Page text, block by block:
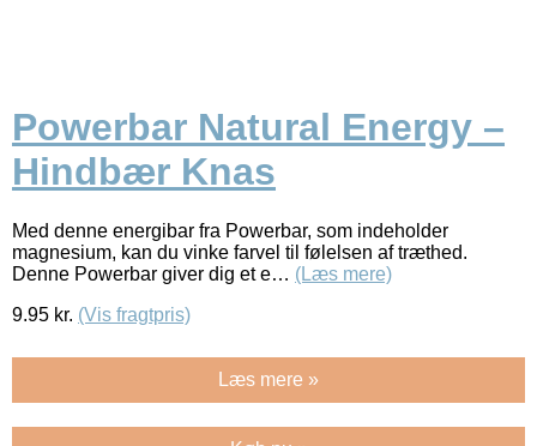
Powerbar Natural Energy –
Hindbær Knas
Med denne energibar fra Powerbar, som indeholder
magnesium, kan du vinke farvel til følelsen af træthed.
Denne Powerbar giver dig et e… (Læs mere)
9.95 kr. (Vis fragtpris)
Læs mere »